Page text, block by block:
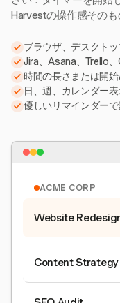
Harvestの操作感そのも
ブラウザ、デスクト
Jira、Asana、Trello
時間の長さまたは開
日、週、カレンダー
優しいリマインダー
ACME CORP
Website
Content Strategy